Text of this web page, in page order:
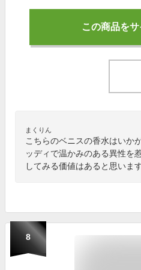
この商品を
まくりん
こちらのベニスの香水はいか
ッディで温かみのある異性を
してみる価値はあると思います
8